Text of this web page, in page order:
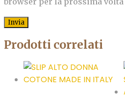
Prodotti correlati